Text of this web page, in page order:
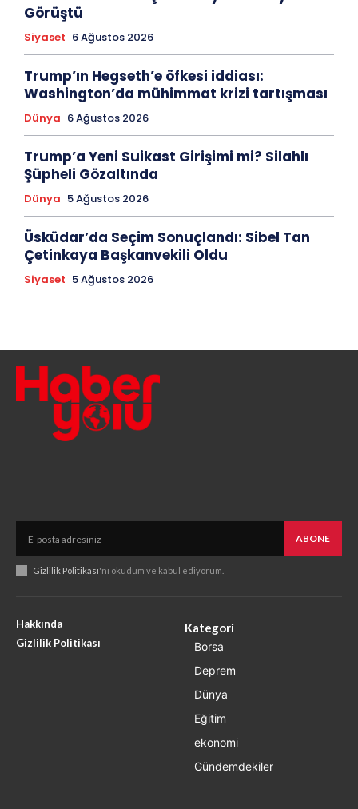
Görüştü
Siyaset 6 Ağustos 2026
Trump’ın Hegseth’e öfkesi iddiası:
Washington’da mühimmat krizi tartışması
Dünya 6 Ağustos 2026
Trump’a Yeni Suikast Girişimi mi? Silahlı
Şüpheli Gözaltında
Dünya 5 Ağustos 2026
Üsküdar’da Seçim Sonuçlandı: Sibel Tan
Çetinkaya Başkanvekili Oldu
Siyaset 5 Ağustos 2026
ABONE
Gizlilik Politikası'nı okudum ve kabul ediyorum.
Hakkında
Gizlilik Politikası
Kategori
Borsa
Deprem
Dünya
Eğitim
ekonomi
Gündemdekiler